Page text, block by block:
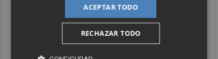
ACEPTAR TODO
RECHAZAR TODO